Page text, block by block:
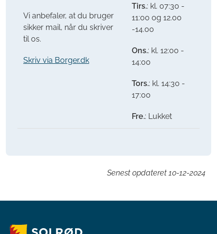
Vi anbefaler, at du bruger
sikker mail, når du skriver
til os.
Skriv via Borger.dk
Tirs.: kl. 07:30 -
11:00 og 12.00
-14.00
Ons.: kl. 12:00 -
14:00
Tors.: kl. 14:30 -
17:00
Fre.: Lukket
Senest opdateret 10-12-2024